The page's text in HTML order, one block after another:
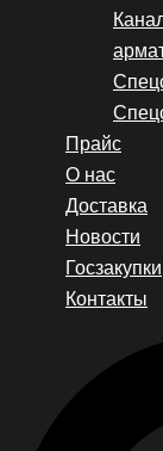
Прайс
О нас
Доставка
Новости
Госзакупки
Контакты